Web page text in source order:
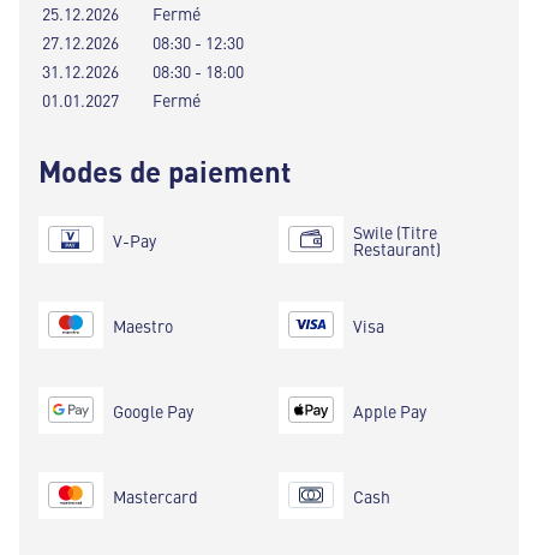
25.12.2026
Fermé
27.12.2026
08:30 - 12:30
31.12.2026
08:30 - 18:00
01.01.2027
Fermé
Modes de paiement
V-Pay
Maestro
Google Pay
Mastercard
Swile (Titre
Restaurant)
Visa
Apple Pay
Cash